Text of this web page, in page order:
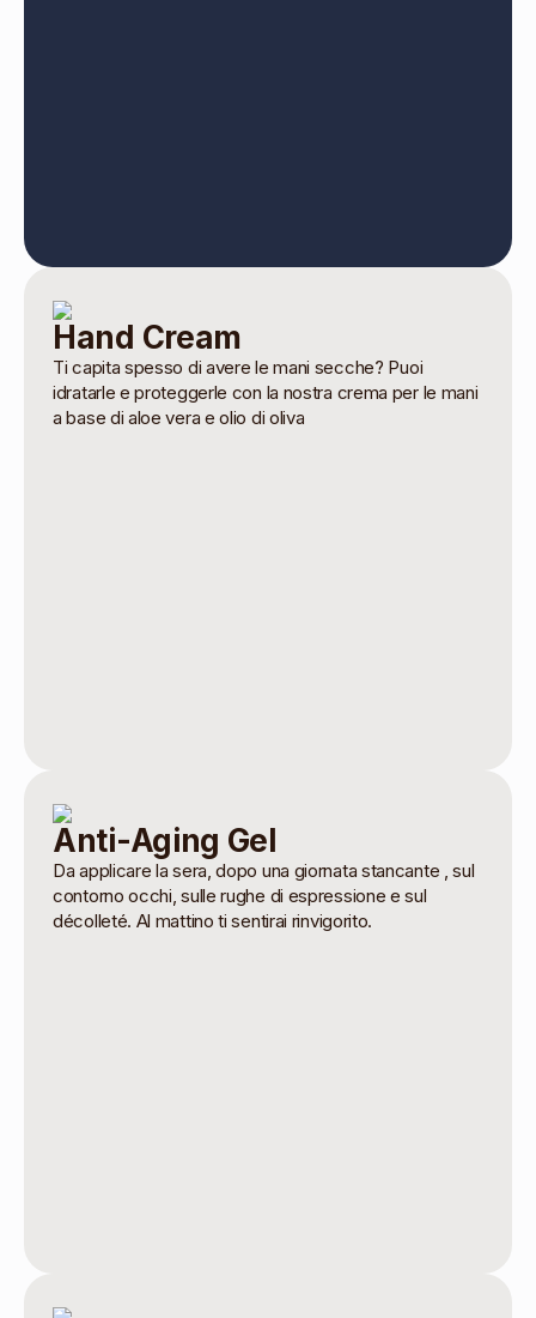
Hand Cream
Ti capita spesso di avere le mani secche? Puoi
idratarle e proteggerle con la nostra crema per le mani
a base di aloe vera e olio di oliva
Anti-Aging Gel
Da applicare la sera, dopo una giornata stancante , sul
contorno occhi, sulle rughe di espressione e sul
décolleté. Al mattino ti sentirai rinvigorito.